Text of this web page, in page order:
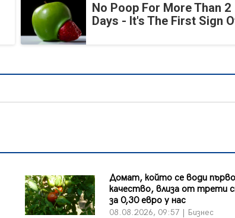
No Poop For More Than 2
Days - It's The First Sign
Домат, който се води първо
качество, влиза от трети
за 0,30 евро у нас
08.08.2026, 09:57 | Бизнес